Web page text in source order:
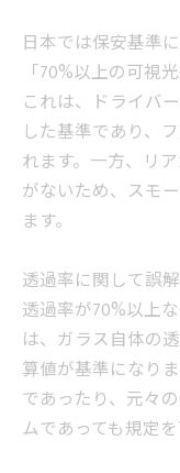
日本では保安基準
「70%以上の可視
これは、ドライバ
した基準であり、
れます。一方、リ
がないため、スモ
ます。
透過率に関して誤
透過率が70%以上
は、ガラス自体の
算値が基準になり
であったり、元々
ムであっても規定